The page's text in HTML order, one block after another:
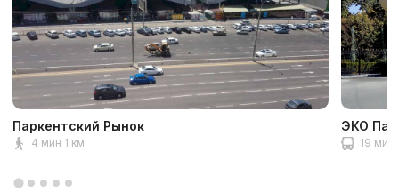
Паркентский Рынок
4 мин 1 км
ЭКО
19 мин